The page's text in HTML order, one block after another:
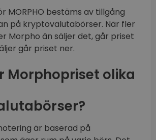
MORPHO bestäms av tillgång
på kryptovalutabörser. När fler
Morpho än säljer det, går priset
går priset ner.
Morphopriset olika
är baserad på